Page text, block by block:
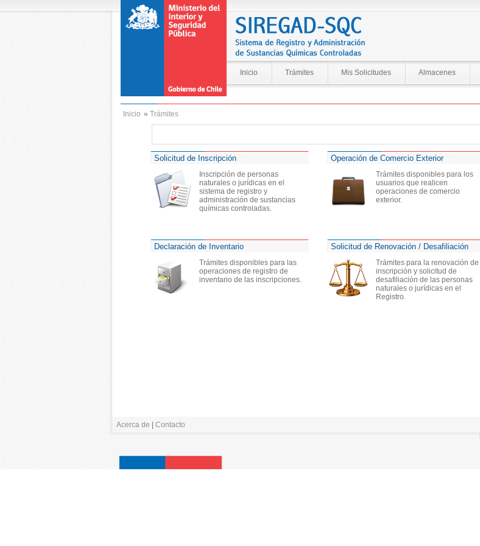
Inicio Trámites Mis Solicitudes Almacenes
Inicio »Trámites
Solicitud de Inscripción
Inscripción de personas
naturales o jurídicas en el
sistema de registro y
administración de sustancias
químicas controladas.
Operación de Comercio Exterior
Trámites disponibles para los
usuarios que realicen
operaciones de comercio
exterior.
Declaración de Inventario
Trámites disponibles para las
operaciones de registro de
inventario de las inscripciones.
Solicitud de Renovación / Desafiliación
Trámites para la renovación de
inscripción y solicitud de
desafiliación de las personas
naturales o jurídicas en el
Registro.
Acerca de
Contacto